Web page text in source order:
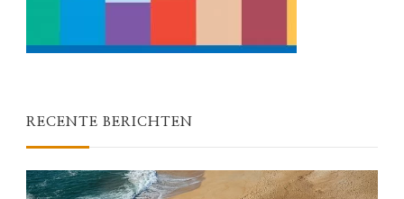
RECENTE BERICHTEN